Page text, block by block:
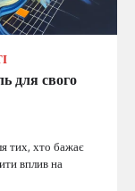
для свого
тих, хто бажає
вплив на